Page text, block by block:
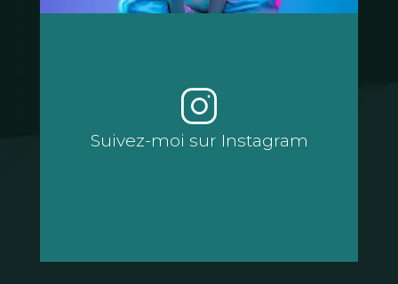
Suivez-moi sur Instagram
Suivez-moi sur Instagram